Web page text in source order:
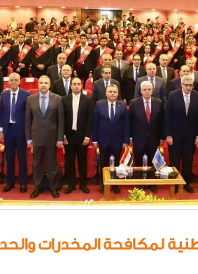
لمكافحة المخدرات والحد من